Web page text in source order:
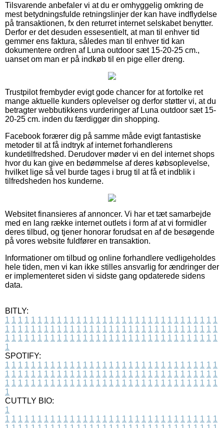
Tilsvarende anbefaler vi at du er omhyggelig omkring de
mest betydningsfulde retningslinjer der kan have indflydelse
på transaktionen, fx den returret internet selskabet benytter.
Derfor er det desuden essesentielt, at man til enhver tid
gemmer ens faktura, således man til enhver tid kan
dokumentere ordren af Luna outdoor sæt 15-20-25 cm.,
uanset om man er på indkøb til en pige eller dreng.
Trustpilot frembyder evigt gode chancer for at fortolke ret
mange aktuelle kunders oplevelser og derfor støtter vi, at du
betragter webbutikkens vurderinger af Luna outdoor sæt 15-
20-25 cm. inden du færdiggør din shopping.
Facebook forærer dig på samme måde evigt fantastiske
metoder til at få indtryk af internet forhandlerens
kundetilfredshed. Derudover møder vi en del internet shops
hvor du kan give en bedømmelse af deres købsoplevelse,
hvilket lige så vel burde tages i brug til at få et indblik i
tilfredsheden hos kunderne.
Websitet finansieres af annoncer. Vi har et tæt samarbejde
med en lang række internet outlets i form af at vi formidler
deres tilbud, og tjener honorar forudsat en af de besøgende
på vores website fuldfører en transaktion.
Informationer om tilbud og online forhandlere vedligeholdes
hele tiden, men vi kan ikke stilles ansvarlig for ændringer der
er implementeret siden vi sidste gang opdaterede sidens
data.
BITLY:
1 1 1 1 1 1 1 1 1 1 1 1 1 1 1 1 1 1 1 1 1 1 1 1 1 1 1 1 1 1 1 1 1
1 1 1 1 1 1 1 1 1 1 1 1 1 1 1 1 1 1 1 1 1 1 1 1 1 1 1 1 1 1 1 1 1
1 1 1 1 1 1 1 1 1 1 1 1 1 1 1 1 1 1 1 1 1 1 1 1 1 1 1 1 1 1 1 1 1
1
SPOTIFY:
1 1 1 1 1 1 1 1 1 1 1 1 1 1 1 1 1 1 1 1 1 1 1 1 1 1 1 1 1 1 1 1 1
1 1 1 1 1 1 1 1 1 1 1 1 1 1 1 1 1 1 1 1 1 1 1 1 1 1 1 1 1 1 1 1 1
1 1 1 1 1 1 1 1 1 1 1 1 1 1 1 1 1 1 1 1 1 1 1 1 1 1 1 1 1 1 1 1 1
1
CUTTLY BIO:
1
1 1 1 1 1 1 1 1 1 1 1 1 1 1 1 1 1 1 1 1 1 1 1 1 1 1 1 1 1 1 1 1 1